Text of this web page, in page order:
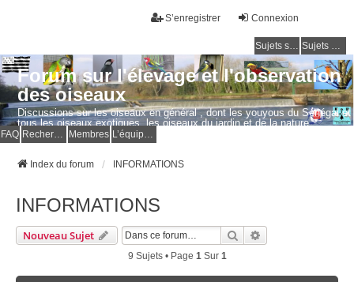
Connexion
S’enregistrer
Sujets sans réponse Sujets actifs
Forum sur l'élevage et l'observation
des oiseaux
Discussions sur les oiseaux en général , dont les youyous du Sénégal et
tous les oiseaux exotiques, les oiseaux du jardin et de la nature.
Questions, photos, expériences.
FAQ Membres
Index du forum INFORMATIONS
INFORMATIONS
Nouveau Sujet Rechercher
9 Sujets • Page 1 Sur 1